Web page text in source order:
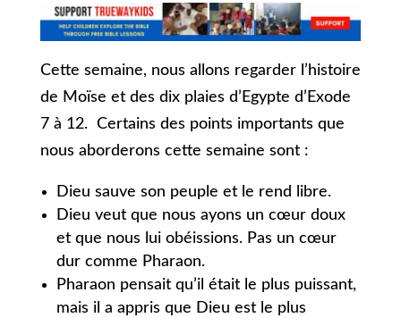
Cette semaine, nous allons regarder l’histoire
de Moïse et des dix plaies d’Egypte d’Exode
7 à 12. Certains des points importants que
nous aborderons cette semaine sont :
Dieu sauve son peuple et le rend libre.
Dieu veut que nous ayons un cœur doux
et que nous lui obéissions. Pas un cœur
dur comme Pharaon.
Pharaon pensait qu’il était le plus puissant,
mais il a appris que Dieu est le plus